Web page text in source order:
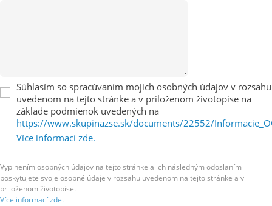
Súhlasím so spracúvaním mojich osobných údajov v rozsahu
uvedenom na tejto stránke a v priloženom životopise na
základe podmienok uvedených na
https://www.skupinazse.sk/documents/22552/
Více informací zde.
Vyplnením osobných údajov na tejto stránke a ich následným odoslaním
poskytujete svoje osobné údaje v rozsahu uvedenom na tejto stránke a v
priloženom životopise.
Více informací zde.